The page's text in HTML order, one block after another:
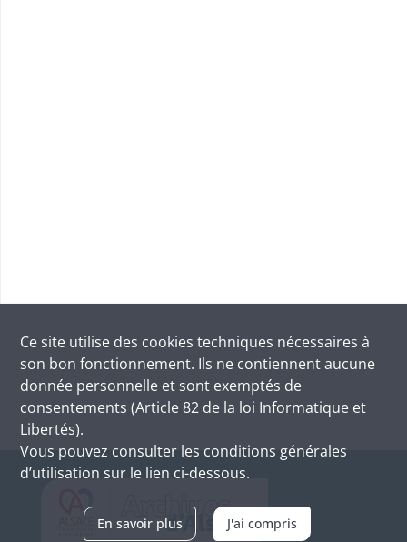
Ce site utilise des cookies techniques nécessaires à
son bon fonctionnement. Ils ne contiennent aucune
donnée personnelle et sont exemptés de
consentements (Article 82 de la loi Informatique et
Libertés).
Vous pouvez consulter les conditions générales
d’utilisation sur le lien ci-dessous.
En savoir plus J'ai compris